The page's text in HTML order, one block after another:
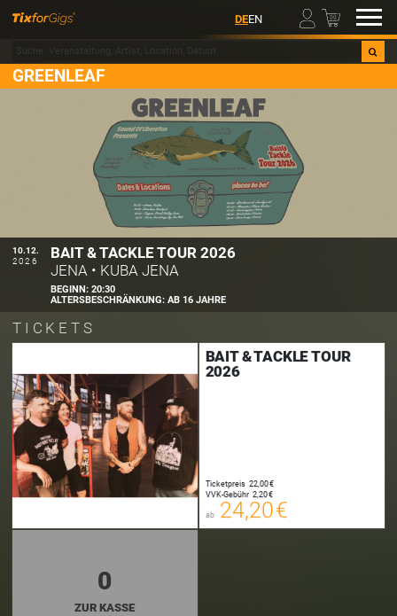
DEEN 00
GREENLEAF
10.12.
2026
BAIT & TACKLE TOUR 2026
JENA • KUBA JENA
BEGINN:20:30
ALTERSBESCHRÄNKUNG:AB 16 JAHRE
TICKETS
BAIT & TACKLE TOUR
2026
Ticketpreis 22,00 €
VVK-Gebühr 2,20 €
ab 24,20 €
00
0
ZUR KASSE